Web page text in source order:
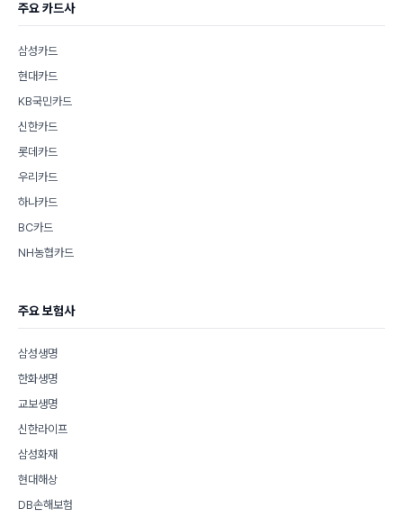
주요 카드사
삼성카드
현대카드
KB국민카드
신한카드
롯데카드
우리카드
하나카드
BC카드
NH농협카드
주요 보험사
삼성생명
한화생명
교보생명
신한라이프
삼성화재
현대해상
DB손해보험